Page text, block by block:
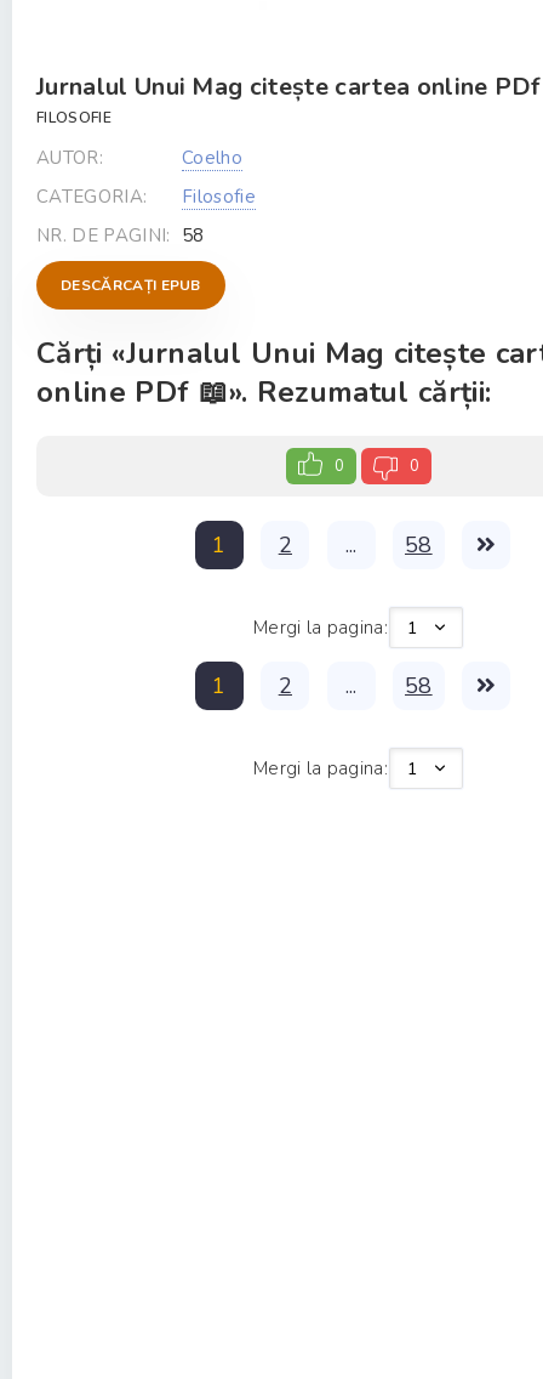
Jurnalul Unui Mag citește cartea online
FILOSOFIE
AUTOR:
Coelho
CATEGORIA:
Filosofie
NR. DE PAGINI: 58
DESCĂRCAȚI EPUB
Cărți «Jurnalul Unui Mag citește
online PDf 📖». Rezumatul cărții:
0 0
1 2 ... 58
Mergi la pagina:
1 2 ... 58
Mergi la pagina: